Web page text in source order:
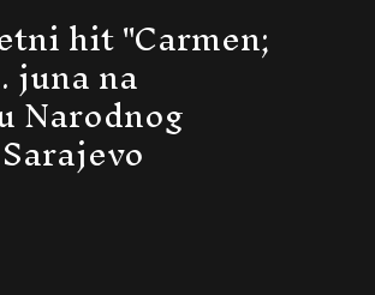
hit "Carmen;
juna na
Narodnog